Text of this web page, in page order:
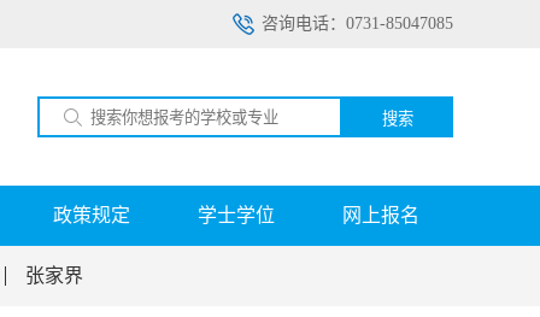
咨询电话：0731-85047085
搜索
政策规定 学士学位 网上报名
张家界